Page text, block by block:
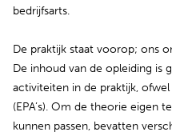
bedrijfsarts.
De praktijk staat voorop; ons
De inhoud van de opleiding is
activiteiten in de praktijk, ofwel
(EPA’s). Om de theorie eigen
kunnen passen, bevatten